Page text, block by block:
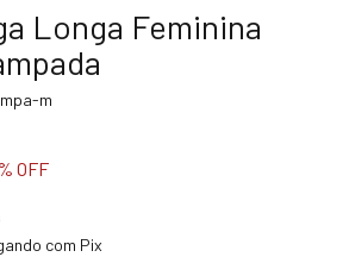
Longa Feminina
m
% OFF
com Pix